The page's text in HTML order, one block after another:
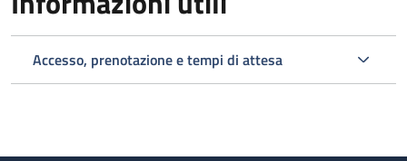
Accesso, prenotazione e tempi di attesa